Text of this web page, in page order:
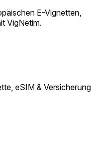
E-Vignetten,
VigNetim.
eSIM & Versicherung